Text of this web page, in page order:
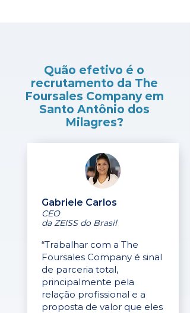
Quão efetivo é o
recrutamento da The
Foursales Company em
Santo Antônio dos
Milagres?
Gabriele Carlos
CEO
da ZEISS do Brasil
“Trabalhar com a The
Foursales Company é sinal
de parceria total,
principalmente pela
relação profissional e a
proposta de valor que eles